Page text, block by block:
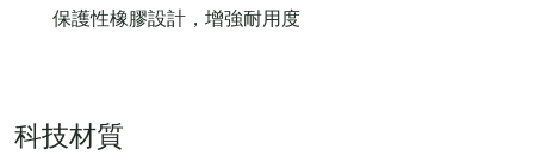
保護性橡膠設計，增強耐用度
科技材質